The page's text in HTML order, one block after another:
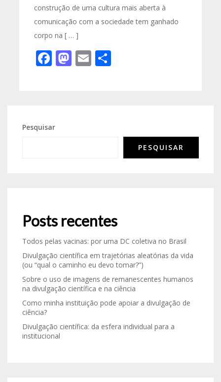
construção de uma cultura mais aberta à
comunicação com a sociedade tem ganhado
corpo na [ … ]
Facebook
Mastodon
Email
Pesquisar
PESQUISAR
Posts recentes
Todos pelas vacinas: por uma DC coletiva no Brasil
Divulgação científica em trajetórias aleatórias da vida
(ou “qual o caminho eu devo tomar?”)
Sobre o uso de imagens de remanescentes humanos
na divulgação científica e na ciência
Como minha instituição pode apoiar a divulgação de
ciência?
Divulgação científica: da esfera individual para a
institucional